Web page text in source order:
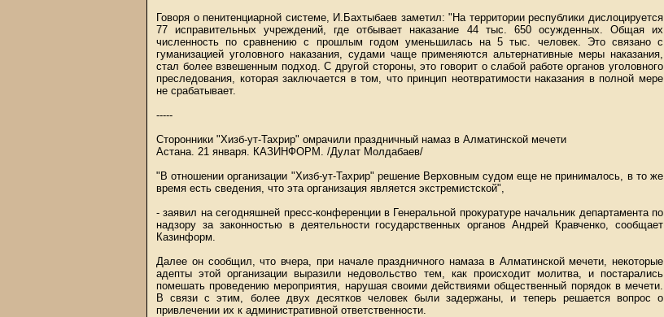
Говоря о пенитенциарной системе, И.Бахтыбаев заметил: "На территории республики дислоцируется
77 исправительных учреждений, где отбывает наказание 44 тыс. 650 осужденных. Общая их
численность по сравнению с прошлым годом уменьшилась на 5 тыс. человек. Это связано с
гуманизацией уголовного наказания, судами чаще применяются альтернативные меры наказания,
стал более взвешенным подход. С другой стороны, это говорит о слабой работе органов уголовного
преследования, которая заключается в том, что принцип неотвратимости наказания в полной мере
не срабатывает.
-----
Сторонники "Хизб-ут-Тахрир" омрачили праздничный намаз в Алматинской мечети
Астана. 21 января. КАЗИНФОРМ . /Дулат Молдабаев/
"В отношении организации "Хизб-ут-Тахрир" решение Верховным судом еще не принималось, в то же
время есть сведения, что эта организация является экстремистской",
- заявил на сегодняшней пресс-конференции в Генеральной прокуратуре начальник департамента по
надзору за законностью в деятельности государственных органов Андрей Кравченко, сообщает
Казинформ.
Далее он сообщил, что вчера, при начале праздничного намаза в Алматинской мечети, некоторые
адепты этой организации выразили недовольство тем, как происходит молитва, и постарались
помешать проведению мероприятия, нарушая своими действиями общественный порядок в мечети.
В связи с этим, более двух десятков человек были задержаны, и теперь решается вопрос о
привлечении их к административной ответственности.